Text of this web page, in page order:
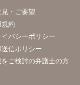
見・ご要望
約
イバシーポリシー
信ポリシー
をご検討の弁護士の方